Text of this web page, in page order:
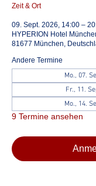
Zeit & Ort
09. Sept. 2026, 14:00 –
HYPERION Hotel
81677 München,
Andere Termine
Mo., 07.
Fr., 11.
Mo., 14.
9 Termine ansehen